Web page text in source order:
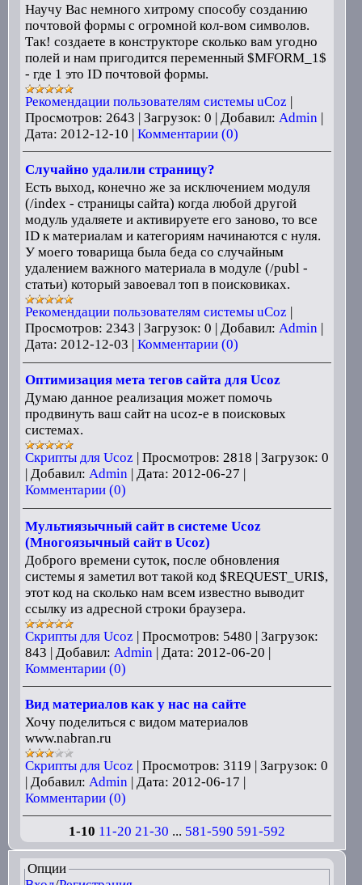
Научу Вас немного хитрому способу созданию
почтовой формы с огромной кол-вом символов.
Так! создаете в конструкторе сколько вам угодно
полей и нам пригодится переменный $MFORM_1$
- где 1 это ID почтовой формы.
Рекомендации пользователям системы uCoz |
Просмотров: 2643 | Загрузок: 0 | Добавил: Admin |
Дата: 2012-12-10 | Комментарии (0)
Случайно удалили страницу?
Есть выход, конечно же за исключением модуля
(/index - страницы сайта) когда любой другой
модуль удаляете и активируете его заново, то все
ID к материалам и категориям начинаются с нуля.
У моего товарища была беда со случайным
удалением важного материала в модуле (/publ -
статьи) который завоевал топ в поисковиках.
Рекомендации пользователям системы uCoz |
Просмотров: 2343 | Загрузок: 0 | Добавил: Admin |
Дата: 2012-12-03 | Комментарии (0)
Оптимизация мета тегов сайта для Ucoz
Думаю данное реализация может помочь
продвинуть ваш сайт на ucoz-е в поисковых
системах.
Скрипты для Ucoz
Просмотров: 2818 Загрузок: 0
Добавил: Admin Дата: 2012-06-27
Комментарии (0)
Мультиязычный сайт в системе Ucoz
(Многоязычный сайт в Ucoz)
Доброго времени суток, после обновления
системы я заметил вот такой код $REQUEST_URI$,
этот код на сколько нам всем известно выводит
ссылку из адресной строки браузера.
Скрипты для Ucoz | Просмотров: 5480 | Загрузок:
843 | Добавил: Admin | Дата: 2012-06-20 |
Комментарии (0)
Вид материалов как у нас на сайте
Хочу поделиться с видом материалов
www.nabran.ru
Скрипты для Ucoz | Просмотров: 3119 | Загрузок: 0
| Добавил: Admin | Дата: 2012-06-17 |
Комментарии (0)
1-10 11-20 21-30 ... 581-590 591-592
Опции